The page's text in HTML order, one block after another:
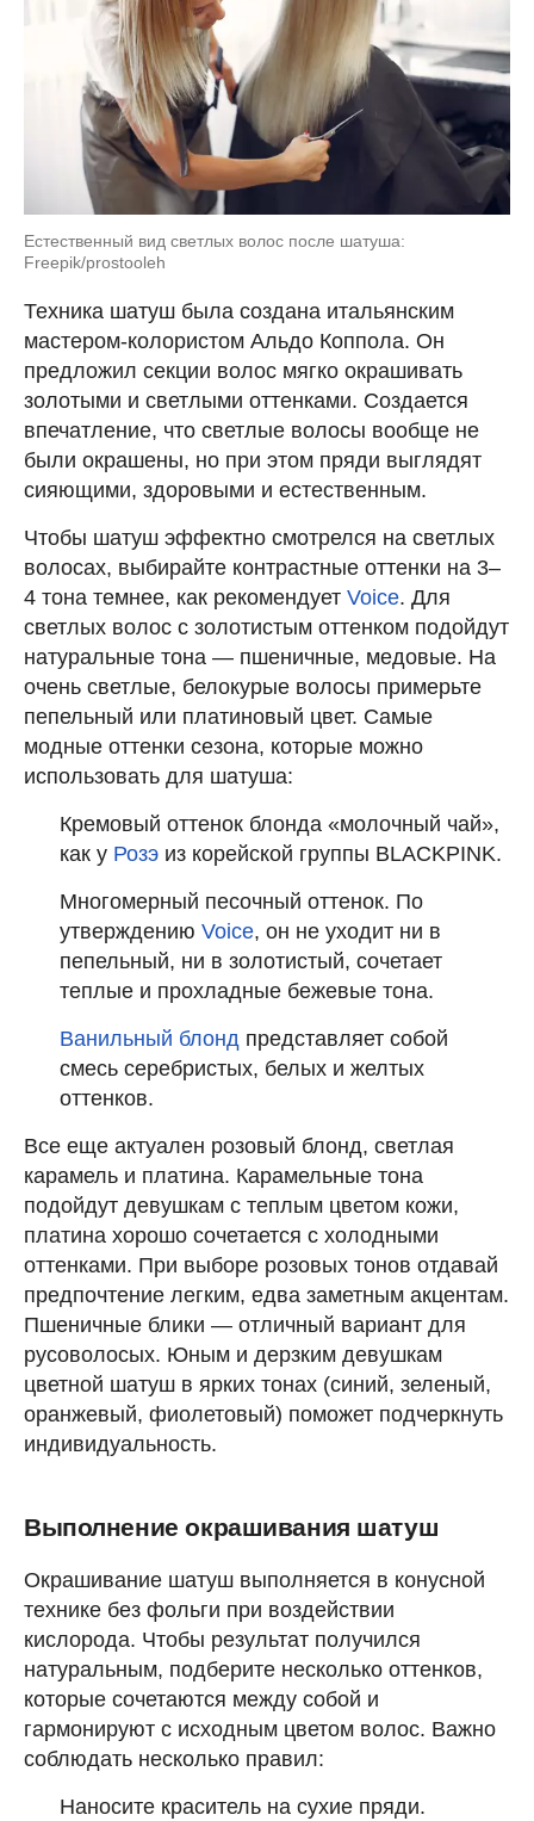
Естественный вид светлых волос после шатуша:
Freepik/prostooleh
Техника шатуш была создана итальянским
мастером-колористом Альдо Коппола. Он
предложил секции волос мягко окрашивать
золотыми и светлыми оттенками. Создается
впечатление, что светлые волосы вообще не
были окрашены, но при этом пряди выглядят
сияющими, здоровыми и естественным.
Чтобы шатуш эффектно смотрелся на светлых
волосах, выбирайте контрастные оттенки на 3–
4 тона темнее, как рекомендует Voice. Для
светлых волос с золотистым оттенком подойдут
натуральные тона — пшеничные, медовые. На
очень светлые, белокурые волосы примерьте
пепельный или платиновый цвет. Самые
модные оттенки сезона, которые можно
использовать для шатуша:
Кремовый оттенок блонда «молочный чай»,
как у Розэ из корейской группы BLACKPINK.
Многомерный песочный оттенок. По
утверждению Voice, он не уходит ни в
пепельный, ни в золотистый, сочетает
теплые и прохладные бежевые тона.
Ванильный блонд представляет собой
смесь серебристых, белых и желтых
оттенков.
Все еще актуален розовый блонд, светлая
карамель и платина. Карамельные тона
подойдут девушкам с теплым цветом кожи,
платина хорошо сочетается с холодными
оттенками. При выборе розовых тонов отдавай
предпочтение легким, едва заметным акцентам.
Пшеничные блики — отличный вариант для
русоволосых. Юным и дерзким девушкам
цветной шатуш в ярких тонах (синий, зеленый,
оранжевый, фиолетовый) поможет подчеркнуть
индивидуальность.
Выполнение окрашивания шатуш
Окрашивание шатуш выполняется в конусной
технике без фольги при воздействии
кислорода. Чтобы результат получился
натуральным, подберите несколько оттенков,
которые сочетаются между собой и
гармонируют с исходным цветом волос. Важно
соблюдать несколько правил:
Наносите краситель на сухие пряди.